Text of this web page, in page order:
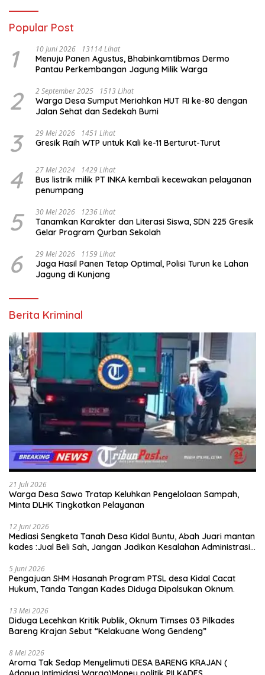
Membatalkan Hak Warga.
Popular Post
1 10 Juni 2026 13114 Lihat
Menuju Panen Agustus, Bhabinkamtibmas Dermo
Pantau Perkembangan Jagung Milik Warga
2 2 September 2025 1513 Lihat
Warga Desa Sumput Meriahkan HUT RI ke-80 dengan
Jalan Sehat dan Sedekah Bumi ‎
3 29 Mei 2026 1451 Lihat
Gresik Raih WTP untuk Kali ke-11 Berturut-Turut
4 27 Mei 2024 1429 Lihat
Bus listrik milik PT INKA kembali kecewakan pelayanan
penumpang
5 30 Mei 2026 1236 Lihat
Tanamkan Karakter dan Literasi Siswa, SDN 225 Gresik
Gelar Program Qurban Sekolah
6 29 Mei 2026 1159 Lihat
Jaga Hasil Panen Tetap Optimal, Polisi Turun ke Lahan
Jagung di Kunjang
Berita Kriminal
21 Juli 2026
Warga Desa Sawo Tratap Keluhkan Pengelolaan Sampah,
Minta DLHK Tingkatkan Pelayanan
12 Juni 2026
Mediasi Sengketa Tanah Desa Kidal Buntu, Abah Juari mantan
kades :Jual Beli Sah, Jangan Jadikan Kesalahan Administrasi
5 Juni 2026
Pengajuan SHM Hasanah Program PTSL desa Kidal Cacat
Hukum, Tanda Tangan Kades Diduga Dipalsukan Oknum.
13 Mei 2026
Diduga Lecehkan Kritik Publik, Oknum Timses 03 Pilkades
Bareng Krajan Sebut “Kelakuane Wong Gendeng”
8 Mei 2026
Aroma Tak Sedap Menyelimuti DESA BARENG KRAJAN (